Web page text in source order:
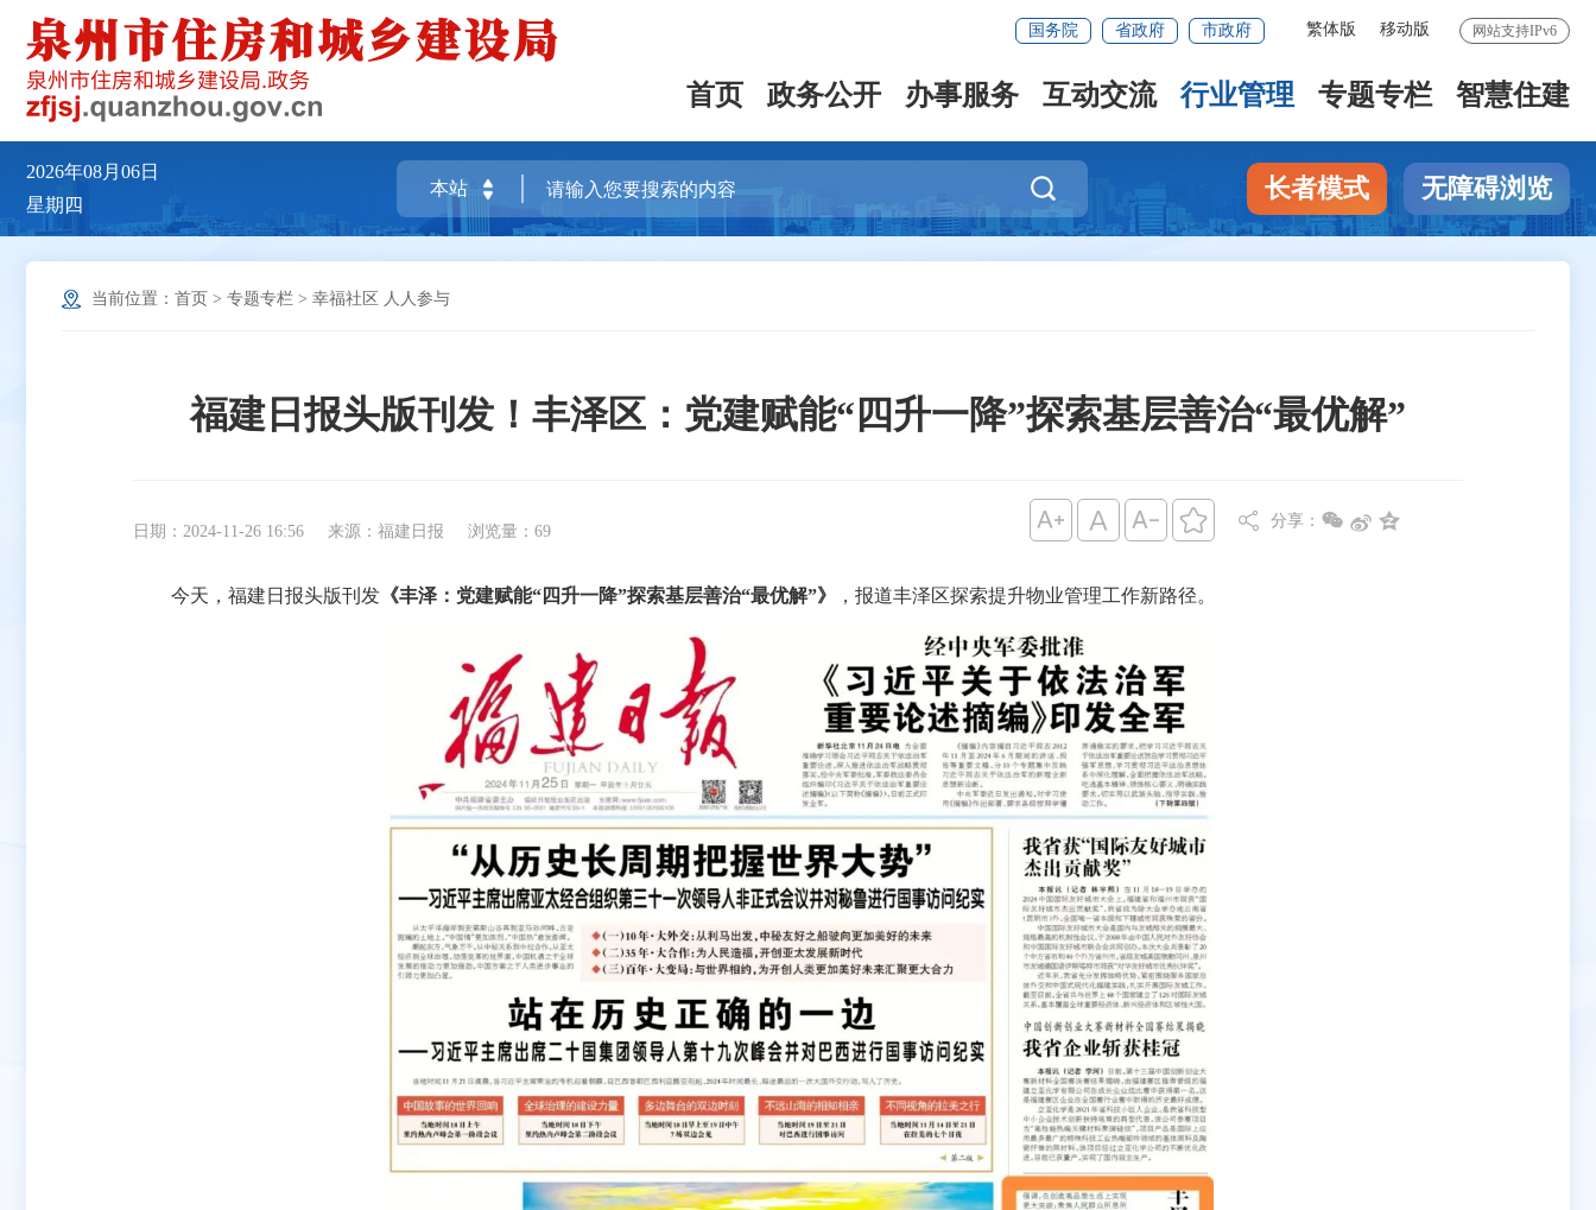
网站支持IPv6
繁体版 移动版
国务院 省政府 市政府
首页 政务公开 办事服务 互动交流 行业管理 专题专栏 智慧住建
2026年08月06日
星期四
 长者模式 无障碍浏览
当前位置： 首页 > 专题专栏 > 幸福社区 人人参与
福建日报头版刊发！丰泽区：党建赋能“四升一降”探索基层善治“最优解”
日期：2024-11-26 16:56 来源：福建日报 浏览量： 69      分享：   
今天，福建日报头版刊发 《丰泽：党建赋能“四升一降”探索基层善治“最优解”》 ， 报道丰泽区探索提升物业管理工作新路径。